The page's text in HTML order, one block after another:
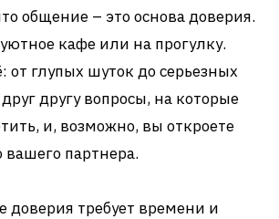
общение – это основа доверия.
кафе или на прогулку.
от глупых шуток до серьезных
другу вопросы, на которые
и, возможно, вы откроете
вашего партнера.
доверия требует времени и